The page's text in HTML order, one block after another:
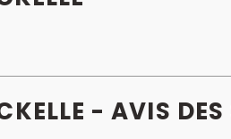
Houston). A la guitare, son fidèle
qui l’accompagne depuis cinq
Jones & the Dap Kings, Lee
- AVIS DES